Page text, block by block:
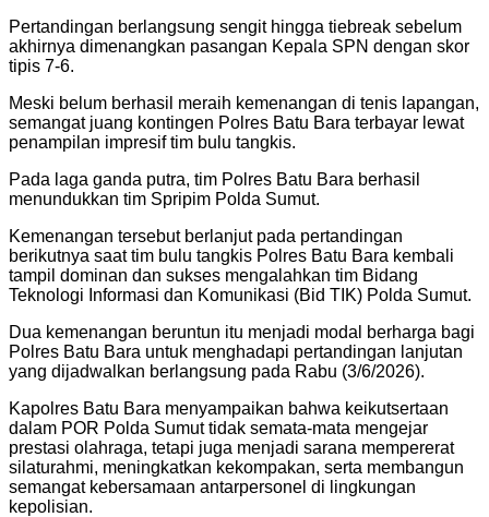
Pertandingan berlangsung sengit hingga tiebreak sebelum
akhirnya dimenangkan pasangan Kepala SPN dengan skor
tipis 7-6.
Meski belum berhasil meraih kemenangan di tenis lapangan,
semangat juang kontingen Polres Batu Bara terbayar lewat
penampilan impresif tim bulu tangkis.
Pada laga ganda putra, tim Polres Batu Bara berhasil
menundukkan tim Spripim Polda Sumut.
Kemenangan tersebut berlanjut pada pertandingan
berikutnya saat tim bulu tangkis Polres Batu Bara kembali
tampil dominan dan sukses mengalahkan tim Bidang
Teknologi Informasi dan Komunikasi (Bid TIK) Polda Sumut.
Dua kemenangan beruntun itu menjadi modal berharga bagi
Polres Batu Bara untuk menghadapi pertandingan lanjutan
yang dijadwalkan berlangsung pada Rabu (3/6/2026).
Kapolres Batu Bara menyampaikan bahwa keikutsertaan
dalam POR Polda Sumut tidak semata-mata mengejar
prestasi olahraga, tetapi juga menjadi sarana mempererat
silaturahmi, meningkatkan kekompakan, serta membangun
semangat kebersamaan antarpersonel di lingkungan
kepolisian.